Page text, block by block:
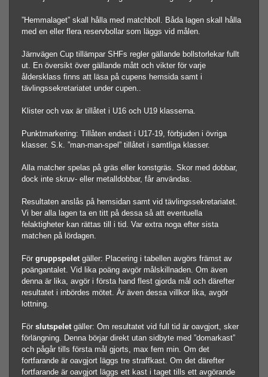
”Hemmalaget” skall hålla med matchboll. Båda lagen skall hålla
med en eller flera reservbollar som läggs vid målen.
Järnvägen Cup tillämpar SHFs regler gällande bollstorlekar fullt
ut. En översikt över gällande mått och vikter för varje
åldersklass finns att läsa på cupens hemsida samt i
tävlingssekretariatet under cupen..
Klister och vax är tillåtet i U16 och U19 klasserna.
Punktmarkering: Tillåten endast i U17-19, förbjuden i övriga
klasser. S.k. ”man-man-spel” tillåtet i samtliga klasser.
Alla matcher spelas på gräs eller konstgräs. Skor med dobbar,
dock inte skruv- eller metalldobbar, får användas.
Resultaten anslås på hemsidan samt vid tävlingssekretariatet.
Vi ber alla lagen ta en titt på dessa så att eventuella
felaktigheter kan rättas till i tid. Var extra noga efter sista
matchen på lördagen.
För gruppspelet gäller: Placering i tabellen avgörs främst av
poängantalet. Vid lika poäng avgör målskillnaden. Om även
denna är lika, avgör i första hand flest gjorda mål och därefter
resultatet i inbördes mötet. Är även dessa villkor lika, avgör
lottning.
För slutspeletgäller: Om resultatet vid full tid är oavgjort, sker
förlängning. Denna börjar direkt utan sidbyte med ”domarkast”
och pågår tills första mål gjorts, max fem min. Om det
fortfarande är oavgjort läggs tre straffkast. Om det därefter
fortfarande är oavgjort läggs ett kast i taget tills ett avgörande